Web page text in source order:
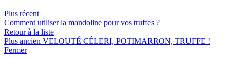
Plus récent
Comment utiliser la mandoline pour vos truffes ?
Retour à la liste
Plus ancien VELOUTÉ CÉLERI, POTIMARRON, TRUFFE !
Fermer